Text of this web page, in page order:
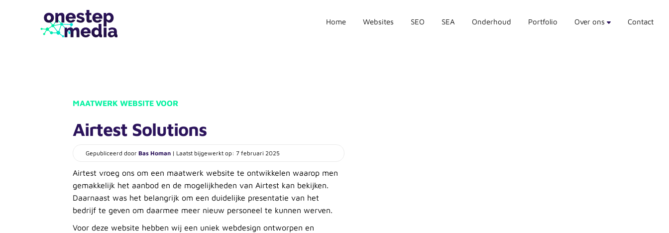
Home Websites SEO SEA Onderhoud Portfolio Over ons Contact
MAATWERK WEBSITE VOOR
Airtest Solutions
Gepubliceerd doorBas Homan | Laatst bijgewerkt op: 7 februari 2025
Airtest vroeg ons om een maatwerk website te ontwikkelen waarop men
gemakkelijk het aanbod en de mogelijkheden van Airtest kan bekijken.
Daarnaast was het belangrijk om een duidelijke presentatie van het
bedrijf te geven om daarmee meer nieuw personeel te kunnen werven.
Voor deze website hebben wij een uniek webdesign ontworpen en